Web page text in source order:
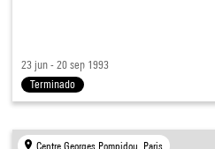
23 jun - 20 sep 1993
Terminado
Centre Georges Pompidou, Paris